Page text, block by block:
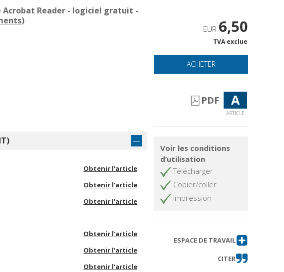
Acrobat Reader - logiciel gratuit -
)
Obtenir l'article
Obtenir l'article
Obtenir l'article
Obtenir l'article
Obtenir l'article
Obtenir l'article
EUR 6,50
TVA exclue
ACHETER
PDF A
ARTICLE
Voir les conditions
d’utilisation
Télécharger
Copier/coller
Impression
ESPACE DE TRAVAIL
CITER